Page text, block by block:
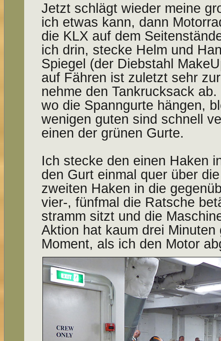
Jetzt schlägt wieder meine
ich etwas kann, dann
die KLX auf dem
ich drin, stecke Helm und
Spiegel (der Diebstahl
auf Fähren ist zuletzt sehr
nehme den Tankrucksack
wo die Spanngurte hängen,
wenigen guten sind schnell
einen der grünen Gurte.
Ich stecke den einen Haken
den Gurt einmal quer über
zweiten Haken in die
vier-, fünfmal die Ratsche
stramm sitzt und die
Aktion hat kaum drei Minuten
Moment, als ich den Motor